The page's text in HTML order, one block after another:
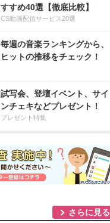
すすめ40選【徹底比較】
CS動画配信サービス20選
毎週の音楽ランキングから、
ヒットの推移をチェック！
試写会、登壇イベント、サイ
ンチェキなどプレゼント！
プレゼント特集
さらに見る